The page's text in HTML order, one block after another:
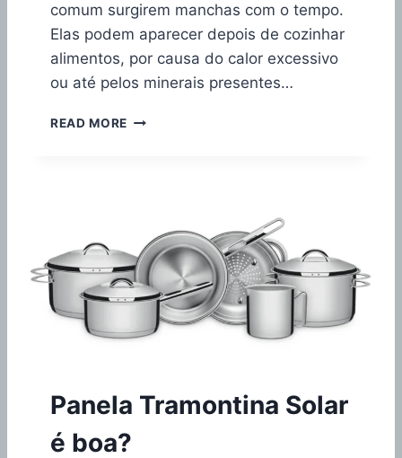
A
I
D
E
T
I
H
O
comum surgirem manchas com o tempo.
Elas podem aparecer depois de cozinhar
alimentos, por causa do calor excessivo
ou até pelos minerais presentes…
READ MORE C
A
R
M
A
C
D
P
Panela Tramontina Solar
é boa?